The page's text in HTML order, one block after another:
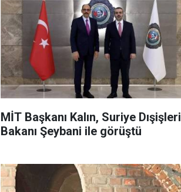
MİT Başkanı Kalın, Suriye Dışişleri
Bakanı Şeybani ile görüştü